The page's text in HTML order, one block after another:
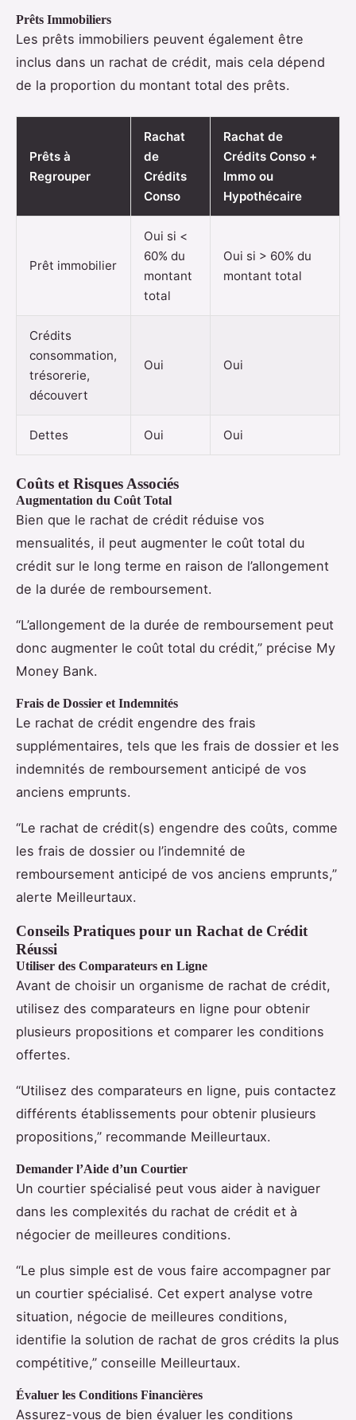
Prêts Immobiliers
Les prêts immobiliers peuvent également être
inclus dans un rachat de crédit, mais cela dépend
de la proportion du montant total des prêts.
Prêts à
Regrouper
Rachat
de
Crédits
Conso
Rachat de
Crédits Conso +
Immo ou
Hypothécaire
Prêt immobilier
Oui si <
60% du
montant
total
Oui si > 60% du
montant total
Crédits
consommation,
trésorerie,
découvert
Oui Oui
Dettes Oui Oui
Coûts et Risques Associés
Augmentation du Coût Total
Bien que le rachat de crédit réduise vos
mensualités, il peut augmenter le coût total du
crédit sur le long terme en raison de l’allongement
de la durée de remboursement.
“L’allongement de la durée de remboursement peut
donc augmenter le coût total du crédit,” précise My
Money Bank.
Frais de Dossier et Indemnités
Le rachat de crédit engendre des frais
supplémentaires, tels que les frais de dossier et les
indemnités de remboursement anticipé de vos
anciens emprunts.
“Le rachat de crédit(s) engendre des coûts, comme
les frais de dossier ou l’indemnité de
remboursement anticipé de vos anciens emprunts,”
alerte Meilleurtaux.
Conseils Pratiques pour un Rachat de Crédit
Réussi
Utiliser des Comparateurs en Ligne
Avant de choisir un organisme de rachat de crédit,
utilisez des comparateurs en ligne pour obtenir
plusieurs propositions et comparer les conditions
offertes.
“Utilisez des comparateurs en ligne, puis contactez
différents établissements pour obtenir plusieurs
propositions,” recommande Meilleurtaux.
Demander l’Aide d’un Courtier
Un courtier spécialisé peut vous aider à naviguer
dans les complexités du rachat de crédit et à
négocier de meilleures conditions.
“Le plus simple est de vous faire accompagner par
un courtier spécialisé. Cet expert analyse votre
situation, négocie de meilleures conditions,
identifie la solution de rachat de gros crédits la plus
compétitive,” conseille Meilleurtaux.
Évaluer les Conditions Financières
Assurez-vous de bien évaluer les conditions